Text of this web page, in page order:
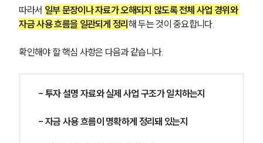
따라서 일부 문장이나 자료가 오해되지 않도록 전체 사업 경위와
자금 사용 흐름을 일관되게 정리 해 두는 것이 중요합니다.
확인해야 할 핵심 사항은 다음과 같습니다.
- 투자 설명 자료와 실제 사업 구조가 일치하는지
- 자금 사용 흐름이 명확하게 정리돼 있는지